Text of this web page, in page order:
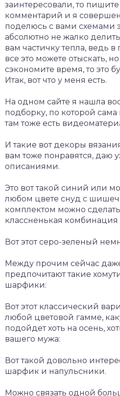
заинтересовали, то
комментарий и я
поделюсь с вами схемами
абсолютно не жалко
вам частичку тепла, ведь
все это можете отыскать,
сэкономите время, то это
Итак, вот что у меня есть.
На одном сайте я нашла
подборку, по которой
там тоже есть
И такие вот декоры
вам тоже понравятся, даю
описаниями.
Это вот такой синий или
любом цвете снуд с
комплектом можно
классненькая комбинация
Вот этот серо-зеленый
Между прочим сейчас
предпочитают такие
шарфики:
Вот этот классический
любой цветовой гамме,
подойдет хоть на осень,
вашего мужа:
Вот такой довольно
шарфик и напульсники.
Можно связать одной